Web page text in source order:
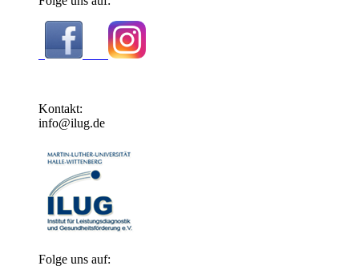
Kontakt:
info@ilug.de
Folge uns auf: